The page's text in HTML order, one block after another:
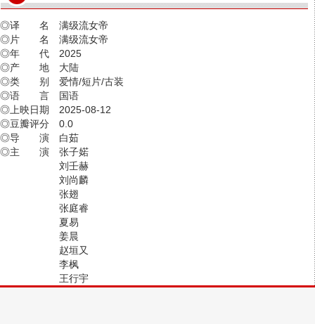
◎译 名 满级流女帝
◎片 名 满级流女帝
◎年 代 2025
◎产 地 大陆
◎类 别 爱情/短片/古装
◎语 言 国语
◎上映日期 2025-08-12
◎豆瓣评分 0.0
◎导 演 白茹
◎主 演 张子婼
刘壬赫
刘尚麟
张翅
张庭睿
夏易
姜晨
赵垣又
李枫
王行宇